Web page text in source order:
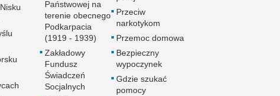
Państwowej na
terenie obecnego
Podkarpacia
(1919 - 1939)
Zakładowy
Fundusz
Świadczeń
Socjalnych
Przeciw
narkotykom
Przemoc domowa
Bezpieczny
wypoczynek
Gdzie szukać
pomocy